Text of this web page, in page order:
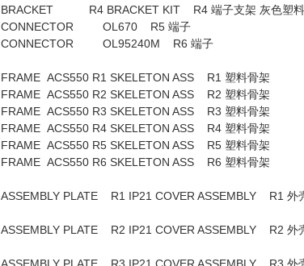
BRACKET R4 BRACKET KIT R4 端子支架 灰色塑料
CONNECTOR OL670 R5 端子
CONNECTOR OL95240M R6 端子
FRAME ACS550 R1 SKELETON ASS R1 塑料
FRAME ACS550 R2 SKELETON ASS R2 塑料
FRAME ACS550 R3 SKELETON ASS R3 塑料
FRAME ACS550 R4 SKELETON ASS R4 塑料骨
FRAME ACS550 R5 SKELETON ASS R5 塑料
FRAME ACS550 R6 SKELETON ASS R6 塑
ASSEMBLY PLATE R1 IP21 COVER ASSEMBLY
ASSEMBLY PLATE R2 IP21 COVER ASSEMBLY